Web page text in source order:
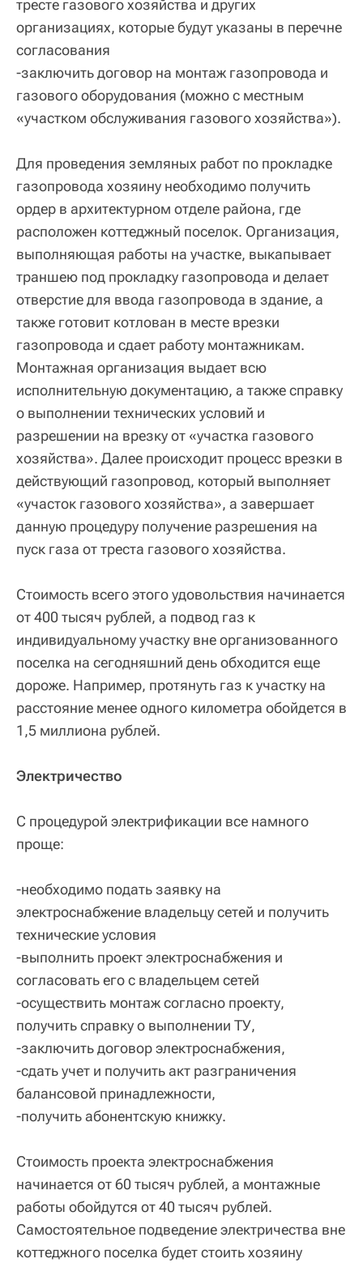
тресте газового хозяйства и других
организациях, которые будут указаны в перечне
согласования
-заключить договор на монтаж газопровода и
газового оборудования (можно с местным
«участком обслуживания газового хозяйства»).
Для проведения земляных работ по прокладке
газопровода хозяину необходимо получить
ордер в архитектурном отделе района, где
расположен коттеджный поселок. Организация,
выполняющая работы на участке, выкапывает
траншею под прокладку газопровода и делает
отверстие для ввода газопровода в здание, а
также готовит котлован в месте врезки
газопровода и сдает работу монтажникам.
Монтажная организация выдает всю
исполнительную документацию, а также справку
о выполнении технических условий и
разрешении на врезку от «участка газового
хозяйства». Далее происходит процесс врезки в
действующий газопровод, который выполняет
«участок газового хозяйства», а завершает
данную процедуру получение разрешения на
пуск газа от треста газового хозяйства.
Стоимость всего этого удовольствия начинается
от 400 тысяч рублей, а подвод газ к
индивидуальному участку вне организованного
поселка на сегодняшний день обходится еще
дороже. Например, протянуть газ к участку на
расстояние менее одного километра обойдется в
1,5 миллиона рублей.
Электричество
С процедурой электрификации все намного
проще:
-необходимо подать заявку на
электроснабжение владельцу сетей и получить
технические условия
-выполнить проект электроснабжения и
согласовать его с владельцем сетей
-осуществить монтаж согласно проекту,
получить справку о выполнении ТУ,
-заключить договор электроснабжения,
-сдать учет и получить акт разграничения
балансовой принадлежности,
-получить абонентскую книжку.
Стоимость проекта электроснабжения
начинается от 60 тысяч рублей, а монтажные
работы обойдутся от 40 тысяч рублей.
Самостоятельное подведение электричества вне
коттеджного поселка будет стоить хозяину